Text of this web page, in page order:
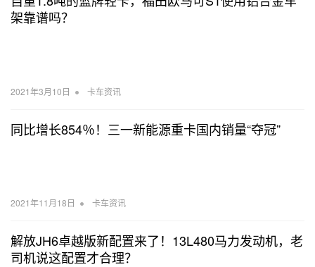
架靠谱吗？
2021年3月10日 • 卡车资讯
同比增长854％！三一新能源重卡国内销量“夺冠”
2021年11月18日 • 卡车资讯
解放JH6卓越版新配置来了！13L480马力发动机，老
司机说这配置才合理？